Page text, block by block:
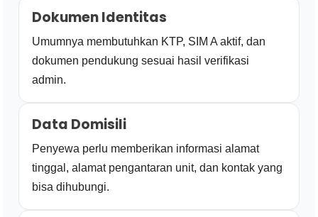
Dokumen Identitas
Umumnya membutuhkan KTP, SIM A aktif, dan
dokumen pendukung sesuai hasil verifikasi
admin.
Data Domisili
Penyewa perlu memberikan informasi alamat
tinggal, alamat pengantaran unit, dan kontak yang
bisa dihubungi.